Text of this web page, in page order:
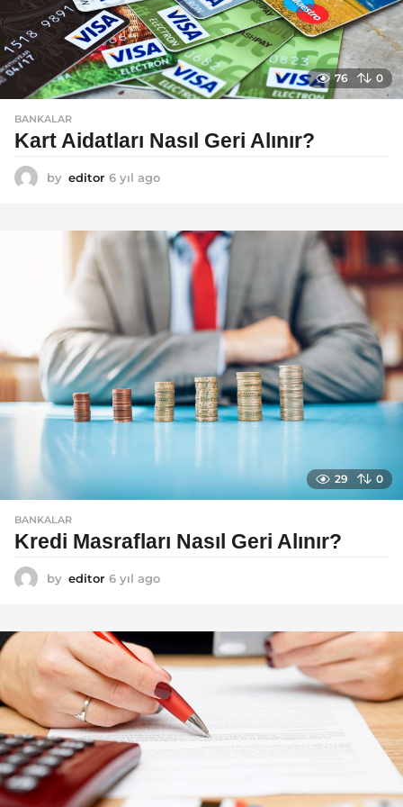
76 0
BANKALAR
Kart Aidatları Nasıl Geri Alınır?
by editor 6 yıl ago
l
a
29 0
BANKALAR
Kredi Masrafları Nasıl Geri Alınır?
by editor 6 yıl ago
l
g
o